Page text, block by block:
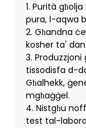
1. Purità
pura, l-aqwa
2. Għandna
kosher ta'
3.
tissodisfa d-
Għalhekk,
mgħaġġel.
4. Nistgħu
test tal-